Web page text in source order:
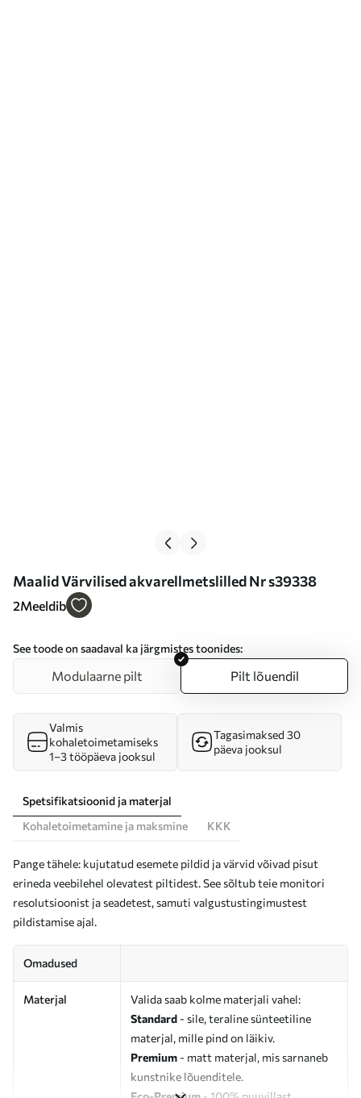
Maalid Värvilised akvarellmetslilled Nr s39338
2Meeldib
See toode on saadaval ka järgmistes toonides:
Modulaarne pilt Pilt lõuendil
Valmis
kohaletoimetamiseks
1–3 tööpäeva jooksul
Tagasimaksed 30
päeva jooksul
Spetsifikatsioonid ja materjal
Kohaletoimetamine ja maksmine
KKK
Pange tähele: kujutatud esemete pildid ja värvid võivad pisut
erineda veebilehel olevatest piltidest. See sõltub teie monitori
resolutsioonist ja seadetest, samuti valgustustingimustest
pildistamise ajal.
Omadused
Materjal
Valida saab kolme materjali vahel:
Standard - sile, teraline sünteetiline
materjal, mille pind on läikiv.
Premium - matt materjal, mis sarnaneb
kunstnike lõuenditele.